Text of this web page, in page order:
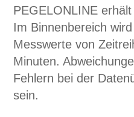
PEGELONLINE
Im Binnenbereich
Messwerte von
Minuten.
Fehlern bei der
sein.